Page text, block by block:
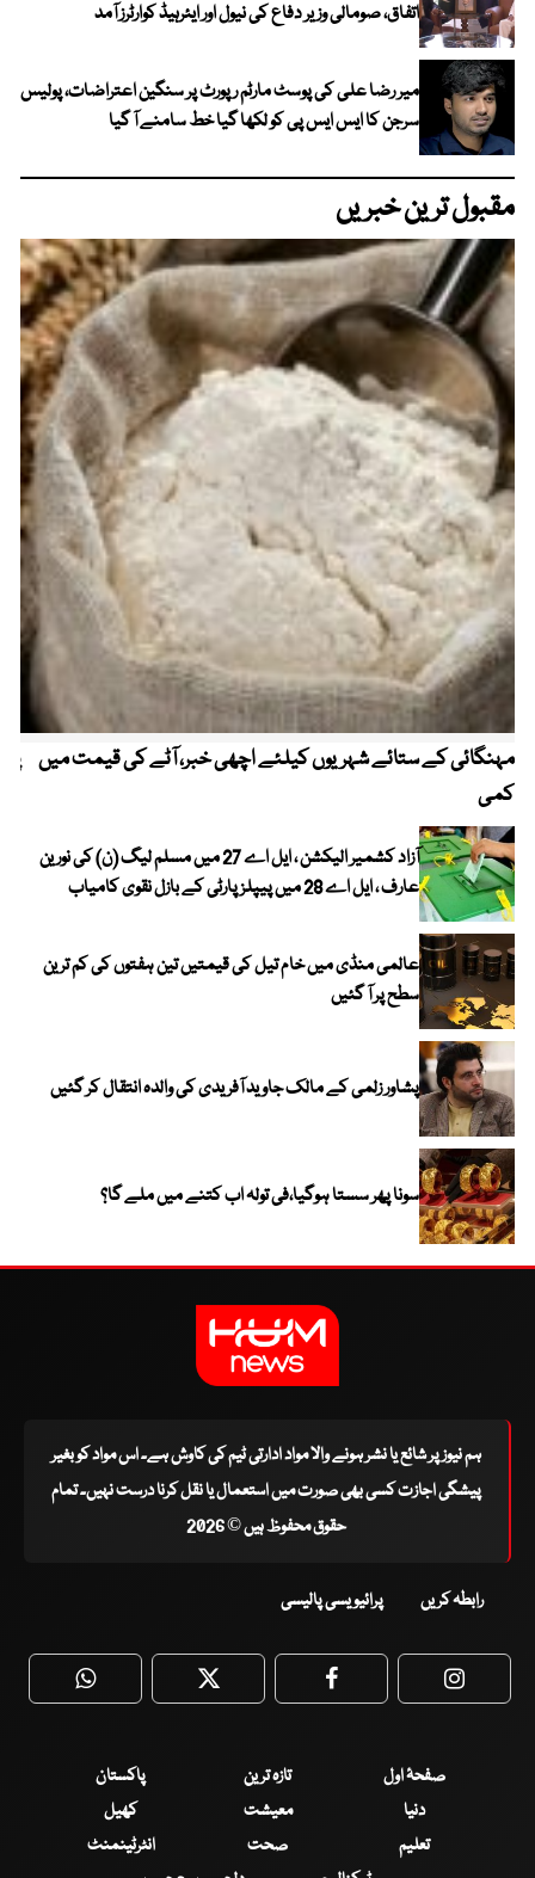
اتفاق، صومالی وزیر دفاع کی نیول اور ایئرہیڈ کوارٹرز آمد
میر رضا علی کی پوسٹ مارٹم رپورٹ پر سنگین اعتراضات، پولیس
سرجن کا ایس ایس پی کو لکھا گیا خط سامنے آ گیا
مقبول ترین خبریں
مہنگائی کے ستائے شہریوں کیلئے اچھی خبر، آٹے کی قیمت میں
کمی
آزاد کشمیر الیکشن ، ایل اے 27 میں مسلم لیگ (ن) کی نورین
عارف ، ایل اے 28 میں پیپلز پارٹی کے بازل نقوی کامیاب
عالمی منڈی میں خام تیل کی قیمتیں تین ہفتوں کی کم ترین
سطح پر آ گئیں
پشاور زلمی کے مالک جاوید آفریدی کی والدہ انتقال کر گئیں
سونا پھر سستا ہوگیا،فی تولہ اب کتنے میں ملے گا؟
ہم نیوز پر شائع یا نشر ہونے والا مواد ادارتی ٹیم کی کاوش ہے۔ اس مواد کو بغیر
پیشگی اجازت کسی بھی صورت میں استعمال یا نقل کرنا درست نہیں۔ تمام
حقوق محفوظ ہیں © 2026
رابطہ کریں پرائیویسی پالیسی
WhatsApp Twitter Facebook
صفحۂ اول تازہ ترین
پاکستان
دنیا
معیشت
کھیل
تعلیم
صحت
انٹرٹینمنٹ